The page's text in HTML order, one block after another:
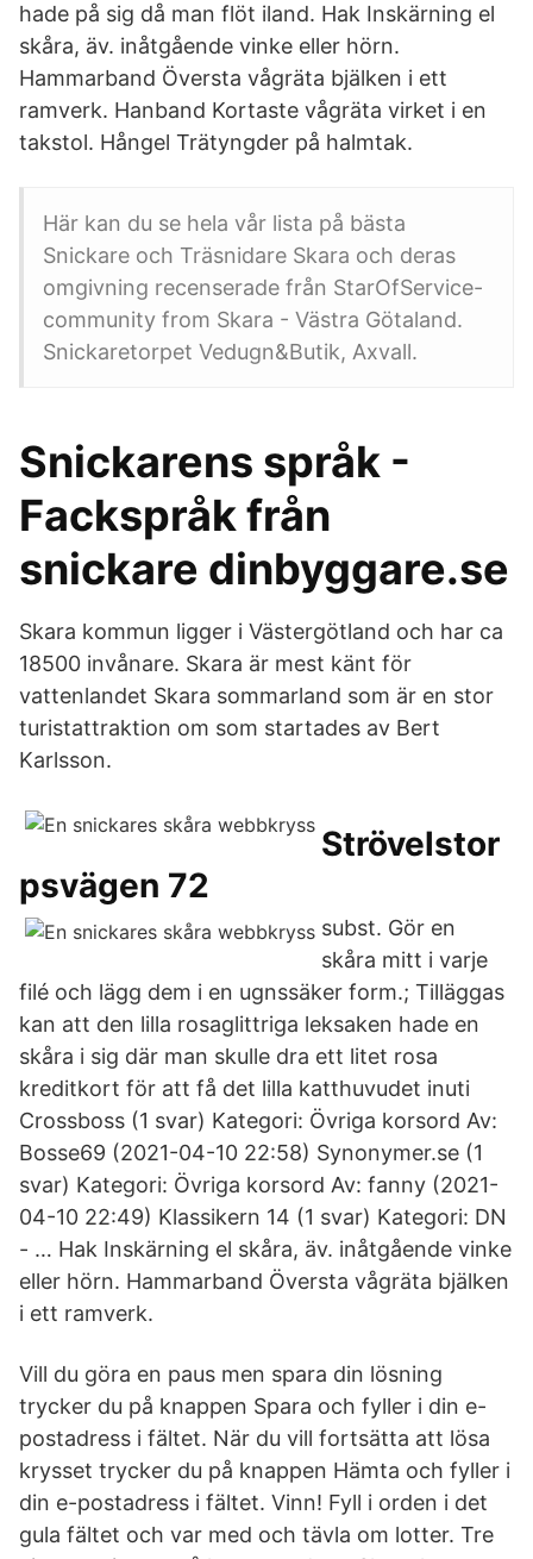
hade på sig då man flöt iland. Hak Inskärning el
skåra, äv. inåtgående vinke eller hörn.
Hammarband Översta vågräta bjälken i ett
ramverk. Hanband Kortaste vågräta virket i en
takstol. Hångel Trätyngder på halmtak.
Här kan du se hela vår lista på bästa
Snickare och Träsnidare Skara och deras
omgivning recenserade från StarOfService-
community from Skara - Västra Götaland.
Snickaretorpet Vedugn&Butik, Axvall.
Snickarens språk -
Fackspråk från
snickare dinbyggare.se
Skara kommun ligger i Västergötland och har ca
18500 invånare. Skara är mest känt för
vattenlandet Skara sommarland som är en stor
turistattraktion om som startades av Bert
Karlsson.
Strövelstor
psvägen 72
subst. Gör en
skåra mitt i varje
filé och lägg dem i en ugnssäker form.; Tilläggas
kan att den lilla rosaglittriga leksaken hade en
skåra i sig där man skulle dra ett litet rosa
kreditkort för att få det lilla katthuvudet inuti
Crossboss (1 svar) Kategori: Övriga korsord Av:
Bosse69 (2021-04-10 22:58) Synonymer.se (1
svar) Kategori: Övriga korsord Av: fanny (2021-
04-10 22:49) Klassikern 14 (1 svar) Kategori: DN
- … Hak Inskärning el skåra, äv. inåtgående vinke
eller hörn. Hammarband Översta vågräta bjälken
i ett ramverk.
Vill du göra en paus men spara din lösning
trycker du på knappen Spara och fyller i din e-
postadress i fältet. När du vill fortsätta att lösa
krysset trycker du på knappen Hämta och fyller i
din e-postadress i fältet. Vinn! Fyll i orden i det
gula fältet och var med och tävla om lotter. Tre